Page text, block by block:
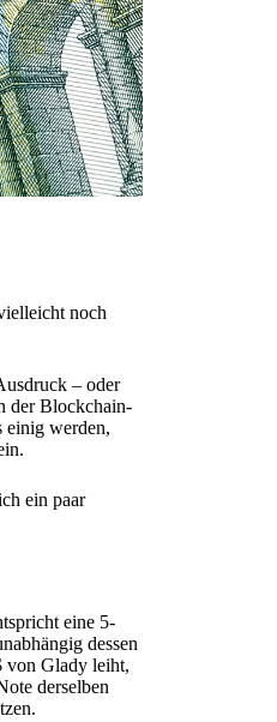
noch
– oder
der Blockchain-
einig werden,
ein paar
eine 5-
dessen
von Glady leiht,
derselben